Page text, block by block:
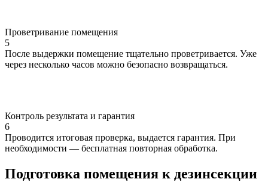
Проветривание помещения
5
После выдержки помещение тщательно проветривается. Уже
через несколько часов можно безопасно возвращаться.
Контроль результата и гарантия
6
Проводится итоговая проверка, выдается гарантия. При
необходимости — бесплатная повторная обработка.
Подготовка помещения к дезинсекции